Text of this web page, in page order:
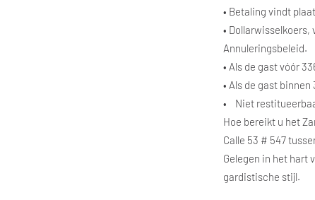
• Betaling vindt
•
Annuleringsbeleid.
• Als de gast vóór
• Als de gast
• Niet
Hoe bereikt u het
Calle 53 # 547
Gelegen in het hart
gardistische stijl.